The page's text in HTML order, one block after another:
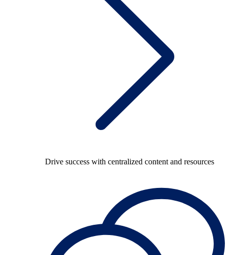
Drive success with centralized content and resources